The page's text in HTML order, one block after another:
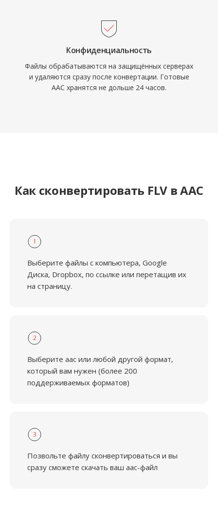
Конфиденциальность
Файлы обрабатываются на защищённых серверах
и удаляются сразу после конвертации. Готовые
AAC хранятся не дольше 24 часов.
Как сконвертировать FLV в AAC
1
Выберите файлы с компьютера, Google
Диска, Dropbox, по ссылке или перетащив их
на страницу.
2
Выберите aac или любой другой формат,
который вам нужен (более 200
поддерживаемых форматов)
3
Позвольте файлу сконвертироваться и вы
сразу сможете скачать ваш aac-файл